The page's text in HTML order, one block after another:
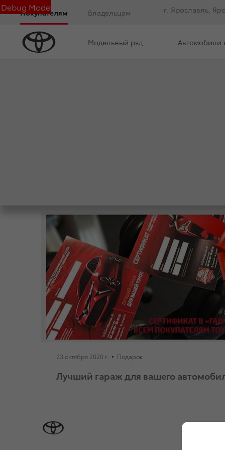
Debug Mode
Покупателям Владельцам г. Ярославль,
Модельный ряд Автомобили
23 октября 2020 г. Подарок
Лучший гараж для вашего